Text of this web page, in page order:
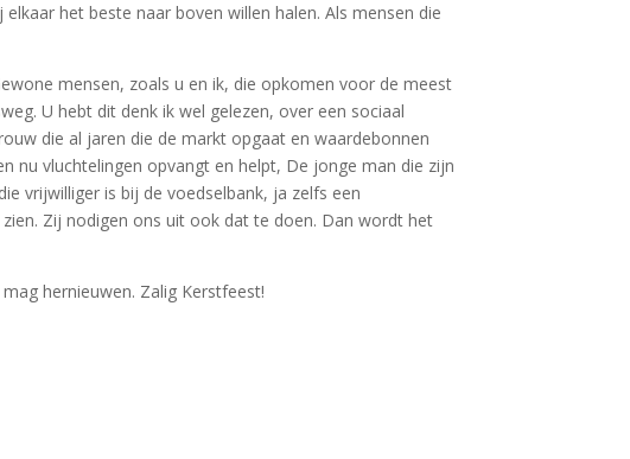
het beste naar boven willen halen. Als mensen die
mensen, zoals u en ik, die opkomen voor de meest
U hebt dit denk ik wel gelezen, over een sociaal
die al jaren die de markt opgaat en waardebonnen
nu vluchtelingen opvangt en helpt, De jonge man die zijn
vrijwilliger is bij de voedselbank, ja zelfs een
Zij nodigen ons uit ook dat te doen. Dan wordt het
hernieuwen. Zalig Kerstfeest!